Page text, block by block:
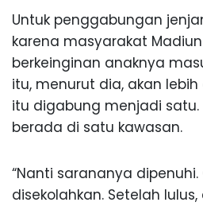
Untuk penggabungan
karena masyarakat
berkeinginan anaknya
itu, menurut dia, akan
itu digabung menjadi satu.
berada di satu kawasan.
“Nanti sarananya dipenuhi.
disekolahkan. Setelah